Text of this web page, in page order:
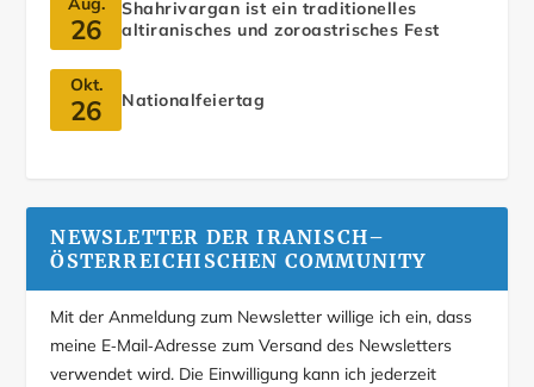
26
Shahrivargan ist ein traditionelles
altiranisches und zoroastrisches Fest
Okt.
26 Nationalfeiertag
NEWSLETTER DER IRANISCH–
ÖSTERREICHISCHEN COMMUNITY
Mit der Anmeldung zum Newsletter willige ich ein, dass
meine E‑Mail‑Adresse zum Versand des Newsletters
verwendet wird. Die Einwilligung kann ich jederzeit